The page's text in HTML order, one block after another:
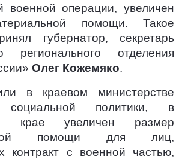
военной операции, увеличен
помощи. Такое
губернатор, секретарь
регионального отделения
Олег Кожемяко.
в краевом министерстве
политики, в
крае увеличен размер
помощи для лиц,
контракт с военной частью,